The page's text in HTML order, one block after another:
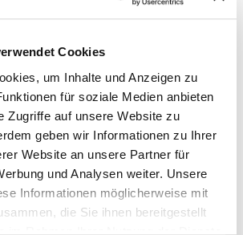
Cookies
um Inhalte und Anzeigen zu
für soziale Medien anbieten
Zugriffe auf unsere Website zu
geben wir Informationen zu Ihrer
Website an unsere Partner für
und Analysen weiter. Unsere
Informationen möglicherweise mit
die Sie ihnen bereitgestellt
Matt
Röhrenspanplatte
– Natur. Charakter. Unikate.Jede
holen Sie sich die